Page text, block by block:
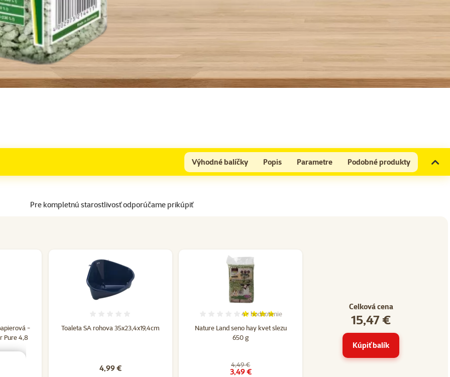
Výhodné balíčky Popis Parametre Podobné produkty
Pre kompletnú starostlivosť odporúčame prikúpiť
-
Pure 4,8
Toaleta SA rohova 35x23,4x19,4cm
4,99 €
Nature Land seno hay kvet slezu
650 g
Hodnotenie 75%, počet hodnotení: 4
4× hodnotenie
4,49 €
3,49 €
Celková cena
15,47 €
Kúpiť balík